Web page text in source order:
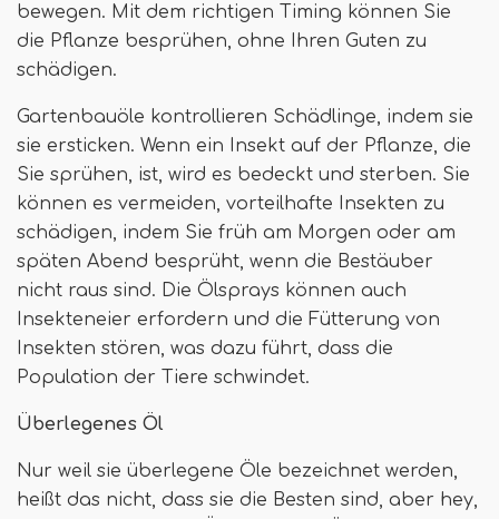
bewegen. Mit dem richtigen Timing können Sie
die Pflanze besprühen, ohne Ihren Guten zu
schädigen.
Gartenbauöle kontrollieren Schädlinge, indem sie
sie ersticken. Wenn ein Insekt auf der Pflanze, die
Sie sprühen, ist, wird es bedeckt und sterben. Sie
können es vermeiden, vorteilhafte Insekten zu
schädigen, indem Sie früh am Morgen oder am
späten Abend besprüht, wenn die Bestäuber
nicht raus sind. Die Ölsprays können auch
Insekteneier erfordern und die Fütterung von
Insekten stören, was dazu führt, dass die
Population der Tiere schwindet.
Überlegenes Öl
Nur weil sie überlegene Öle bezeichnet werden,
heißt das nicht, dass sie die Besten sind, aber hey,